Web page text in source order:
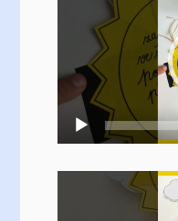
přehrávač